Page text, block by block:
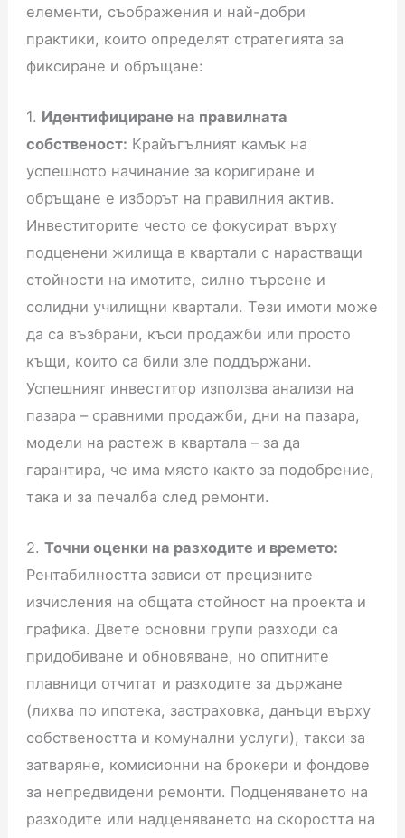
елементи, съображения и най-добри
практики, които определят стратегията за
фиксиране и обръщане:
1. Идентифициране на правилната
собственост: Крайъгълният камък на
успешното начинание за коригиране и
обръщане е изборът на правилния актив.
Инвеститорите често се фокусират върху
подценени жилища в квартали с нарастващи
стойности на имотите, силно търсене и
солидни училищни квартали. Тези имоти може
да са възбрани, къси продажби или просто
къщи, които са били зле поддържани.
Успешният инвеститор използва анализи на
пазара – сравними продажби, дни на пазара,
модели на растеж в квартала – за да
гарантира, че има място както за подобрение,
така и за печалба след ремонти.
2. Точни оценки на разходите и времето:
Рентабилността зависи от прецизните
изчисления на общата стойност на проекта и
графика. Двете основни групи разходи са
придобиване и обновяване, но опитните
плавници отчитат и разходите за държане
(лихва по ипотека, застраховка, данъци върху
собствеността и комунални услуги), такси за
затваряне, комисионни на брокери и фондове
за непредвидени ремонти. Подценяването на
разходите или надценяването на скоростта на